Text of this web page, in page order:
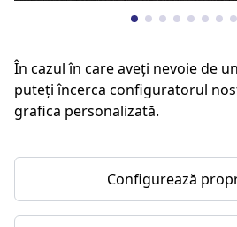
În cazul în care aveți nevoie de
puteți încerca configuratorul
grafica personalizată.
Configurează